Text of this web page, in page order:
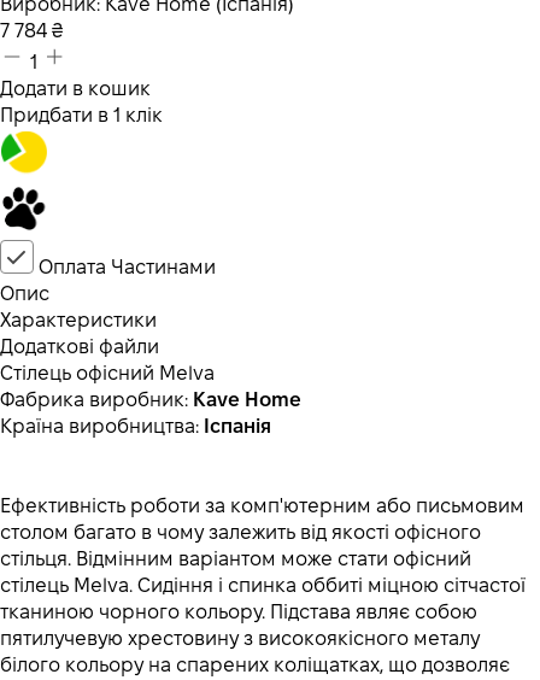
Виробник: Kave Home (Іспанія)
7 784 ₴
1
Додати в кошик
Придбати в 1 клік
Оплата Частинами
Опис
Характеристики
Додаткові файли
Стілець офісний Melva
Фабрика виробник: Kave Home
Країна виробництва: Іспанія
Ефективність роботи за комп'ютерним або письмовим
столом багато в чому залежить від якості офісного
стільця. Відмінним варіантом може стати офісний
стілець Melva. Сидіння і спинка оббиті міцною сітчастої
тканиною чорного кольору. Підстава являє собою
пятилучевую хрестовину з високоякісного металу
білого кольору на спарених коліщатках, що дозволяє